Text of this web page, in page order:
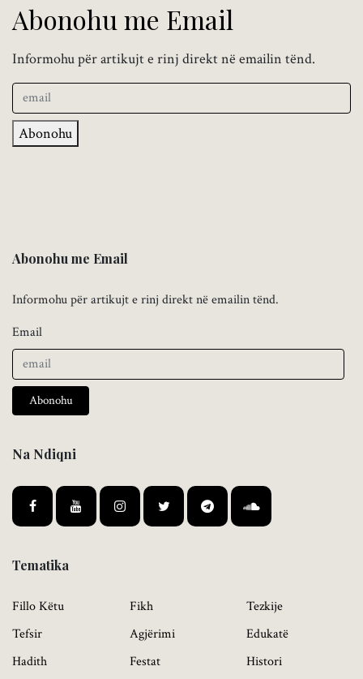
Abonohu me Email
Informohu për artikujt e rinj direkt në emailin tënd.
Abonohu
Abonohu me Email
Informohu për artikujt e rinj direkt në emailin tënd.
Email
Abonohu
Na Ndiqni
Tematika
Fillo Këtu
Tefsir
Hadith
Fikh
Agjërimi
Festat
Tezkije
Edukatë
Histori